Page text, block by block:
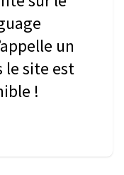
un
le site est
!